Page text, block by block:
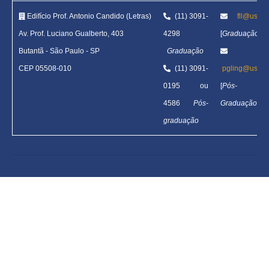
Edifício Prof. Antonio Candido (Letras)
Av. Prof. Luciano Gualberto, 403
Butantã - São Paulo - SP
CEP 05508-010
(11) 3091-
4298
Graduação
(11) 3091-
0195 ou
4586 Pós-
graduação
[Graduação
[Pós-
Graduação